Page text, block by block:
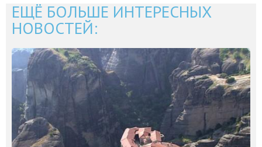
ЕЩЁ БОЛЬШЕ ИНТЕРЕСНЫХ
НОВОСТЕЙ: